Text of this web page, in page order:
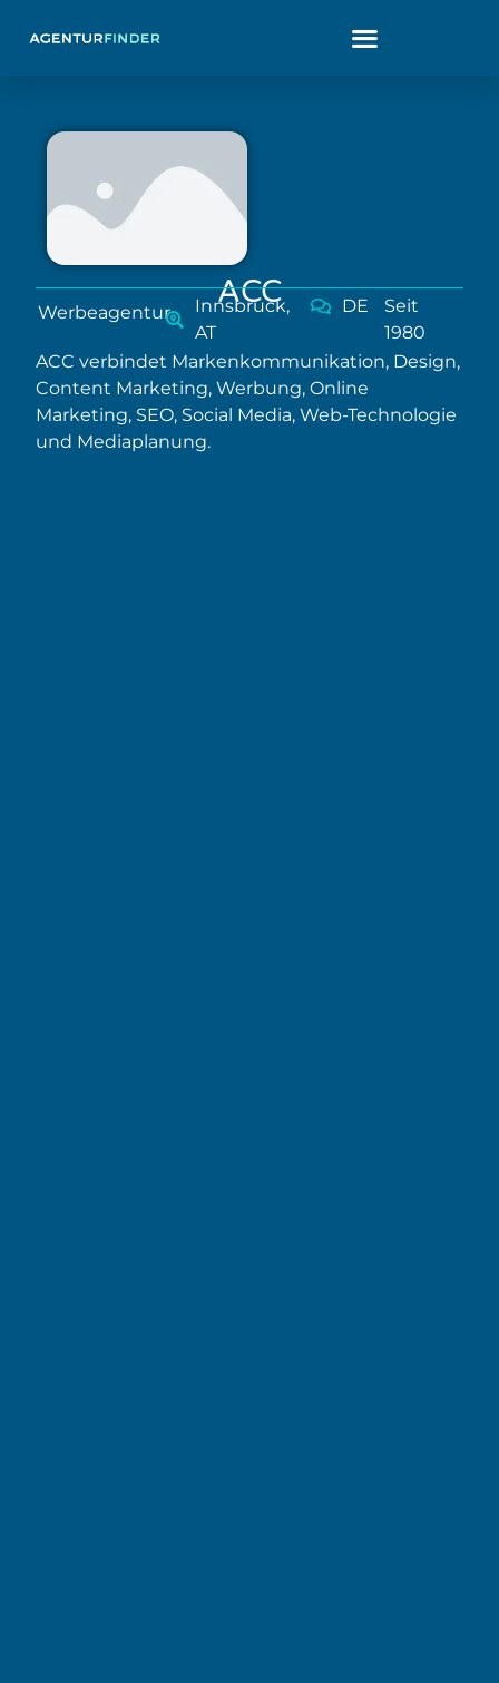
ACC
Werbeagentur
Innsbruck,
AT
DE
Seit
1980
ACC verbindet Markenkommunikation, Design,
Content Marketing, Werbung, Online
Marketing, SEO, Social Media, Web-Technologie
und Mediaplanung.